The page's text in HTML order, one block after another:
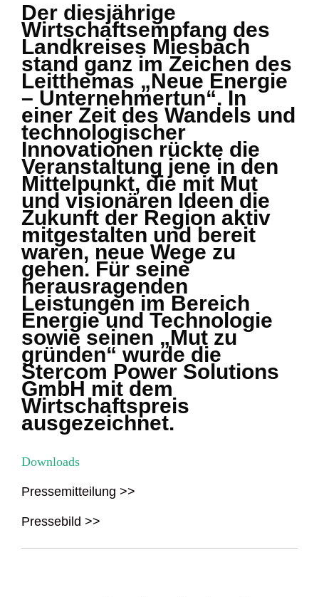
Der diesjährige
Wirtschaftsempfang des
Landkreises Miesbach
stand ganz im Zeichen des
Leitthemas „Neue Energie
– Unternehmertun“. In
einer Zeit des Wandels und
technologischer
Innovationen rückte die
Veranstaltung jene in den
Mittelpunkt, die mit Mut
und visionären Ideen die
Zukunft der Region aktiv
mitgestalten und bereit
waren, neue Wege zu
gehen. Für seine
herausragenden
Leistungen im Bereich
Energie und Technologie
sowie seinen „Mut zu
gründen“ wurde die
Stercom Power Solutions
GmbH mit dem
Wirtschaftspreis
ausgezeichnet.
Downloads
Pressemitteilung >>
Pressebild >>